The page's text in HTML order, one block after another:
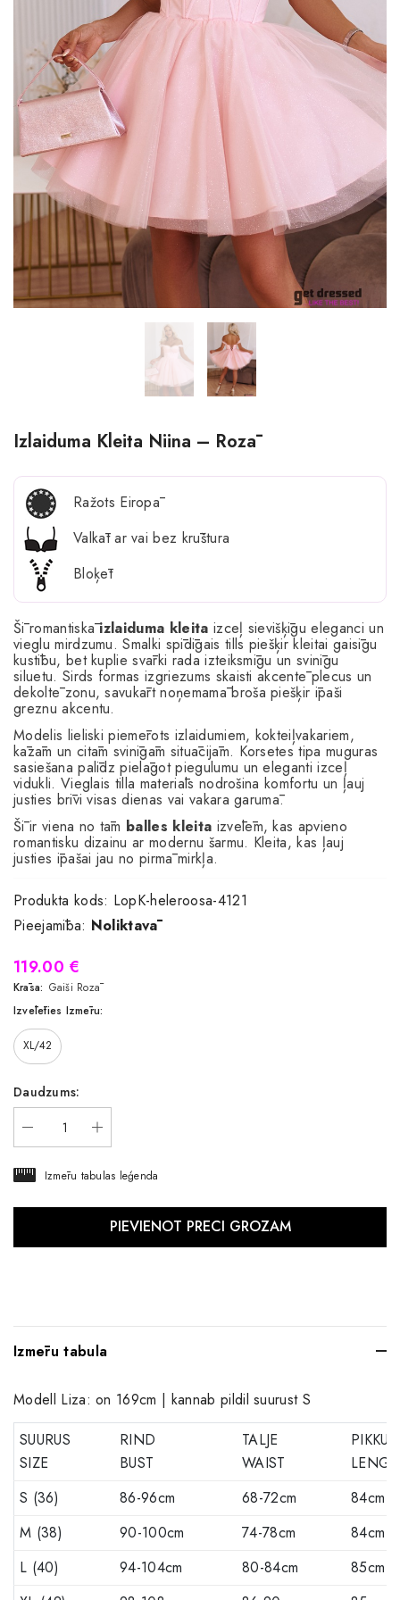
Izlaiduma Kleita Niina – Rozā
Ražots Eiropā
Valkāt ar vai bez krūštura
Bloķēt
Šī romantiskāizlaiduma kleita izceļ sievišķīgu eleganci un
vieglu mirdzumu. Smalki spīdīgais tills piešķir kleitai gaisīgu
kustību, bet kuplie svārki rada izteiksmīgu un svinīgu
siluetu. Sirds formas izgriezums skaisti akcentē plecus un
dekoltē zonu, savukārt noņemamā broša piešķir īpaši
greznu akcentu.
Modelis lieliski piemērots izlaidumiem, kokteiļvakariem,
kāzām un citām svinīgām situācijām. Korsetes tipa muguras
sasiešana palīdz pielāgot piegulumu un eleganti izceļ
vidukli. Vieglais tilla materiāls nodrošina komfortu un ļauj
justies brīvi visas dienas vai vakara garumā.
Šī ir viena no tām balles kleita izvēlēm, kas apvieno
romantisku dizainu ar modernu šarmu. Kleita, kas ļauj
justies īpašai jau no pirmā mirkļa.
Produkta kods: LopK-heleroosa-4121
Pieejamība: Noliktavā
119.00 €
Krāsa: Gaiši Rozā
Izvēlēties Izmēru:
XL/42
Daudzums:
Izmēru tabulas leģenda
Izmēru tabula
Modell Liza: on 169cm | kannab pildil suurust S
SUURUS
SIZE
RIND
BUST
TALJE
WAIST
PIKKUS
S (36)
86-96cm 68-72cm
84cm
M (38)
90-100cm 74-78cm
84cm
L (40)
94-104cm 80-84cm
85cm